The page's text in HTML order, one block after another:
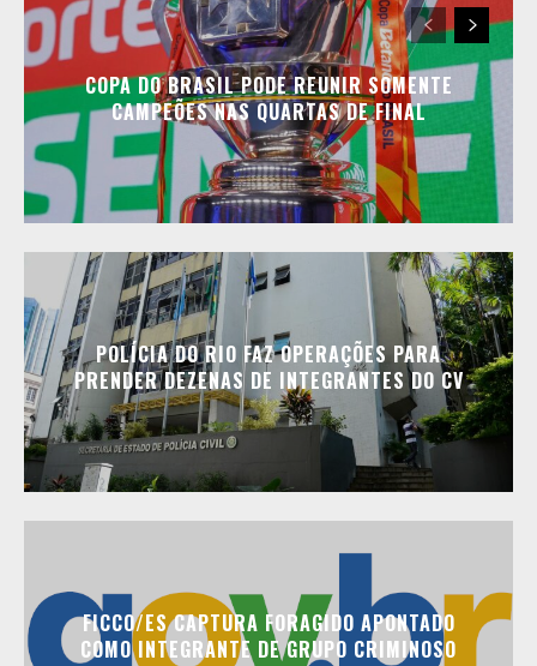
COPA DO BRASIL PODE REUNIR SOMENTE
CAMPEÕES NAS QUARTAS DE FINAL
POLÍCIA DO RIO FAZ OPERAÇÕES PARA
PRENDER DEZENAS DE INTEGRANTES DO CV
FICCO/ES CAPTURA FORAGIDO APONTADO
COMO INTEGRANTE DE GRUPO CRIMINOSO